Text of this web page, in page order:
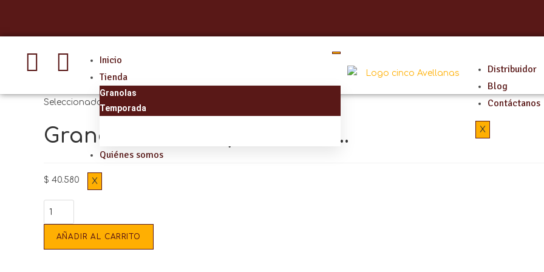
Inicio
Tienda
Granolas
Temporada
Quiénes somos
X
Distribuidor
Blog
Contáctanos
X
Seleccionado:
Granola Nueces y Semillas…
$ 40.580
AÑADIR AL CARRITO